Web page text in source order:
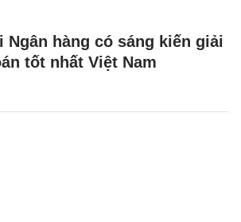
Ngân hàng có sáng kiến giải
tốt nhất Việt Nam